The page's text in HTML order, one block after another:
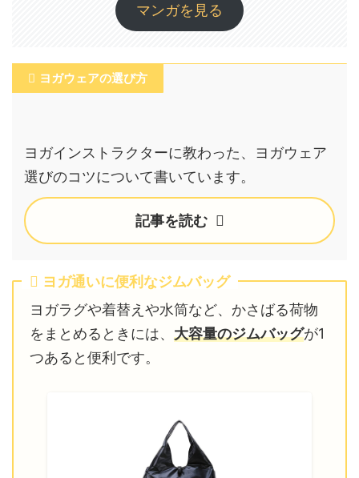
マンガを見る
ヨガウェアの選び方
ヨガインストラクターに教わった、ヨガウェア
選びのコツについて書いています。
記事を読む
ヨガ通いに便利なジムバッグ
ヨガラグや着替えや水筒など、かさばる荷物
をまとめるときには、 大容量のジムバッグが1
つあると便利です。